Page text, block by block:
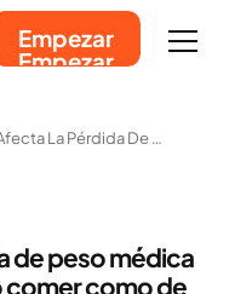
Empezar
Empezar
¿Cómo Afecta La Pérdida De Peso Médica A La Alimentación, Puedo Comer Como De Costumbre?
de peso médica
comer como de